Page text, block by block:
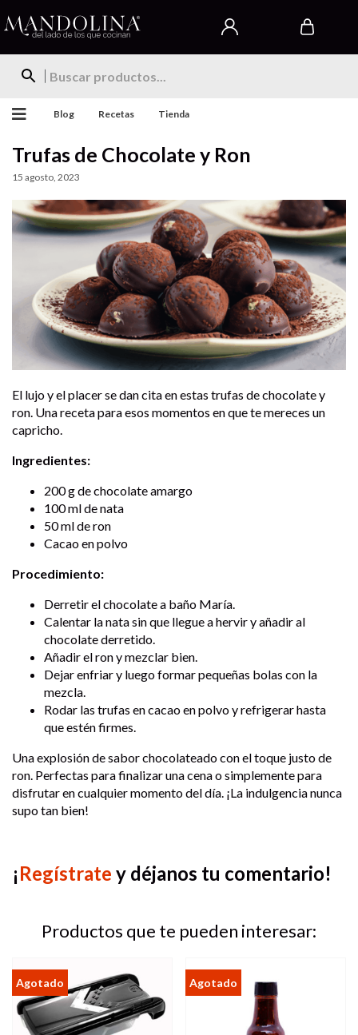
Blog Recetas Tienda
Trufas de Chocolate y Ron
15 agosto, 2023
El lujo y el placer se dan cita en estas trufas de chocolate y
ron. Una receta para esos momentos en que te mereces un
capricho.
Ingredientes:
200 g de chocolate amargo
100 ml de nata
50 ml de ron
Cacao en polvo
Procedimiento:
Derretir el chocolate a baño María.
Calentar la nata sin que llegue a hervir y añadir al
chocolate derretido.
Añadir el ron y mezclar bien.
Dejar enfriar y luego formar pequeñas bolas con la
mezcla.
Rodar las trufas en cacao en polvo y refrigerar hasta
que estén firmes.
Una explosión de sabor chocolateado con el toque justo de
ron. Perfectas para finalizar una cena o simplemente para
disfrutar en cualquier momento del día. ¡La indulgencia nunca
supo tan bien!
¡Regístrate y déjanos tu comentario!
Productos que te pueden interesar: